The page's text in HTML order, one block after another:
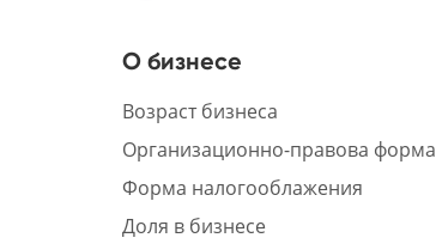
О бизнесе
Возраст бизнеса
Организационно-правова форма
Форма налогооблажения
Доля в бизнесе